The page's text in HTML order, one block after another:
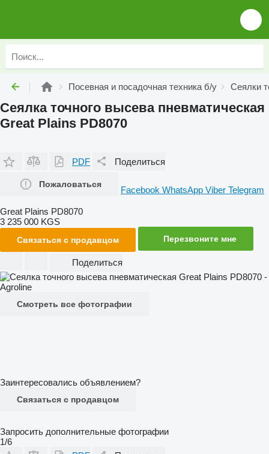
Посевная и посадочная техника б/у Сеялки
Сеялка точного высева пневматическая
Great Plains PD8070
PDF Поделиться
Пожаловаться
Facebook WhatsApp Viber Telegram
Great Plains PD8070
3 235 000 KGS
Связаться с продавцом Перезвоните мне
Поделиться
Смотреть все фотографии
Заинтересовались объявлением?
Связаться с продавцом
Запросить дополнительные фотографии
1/6